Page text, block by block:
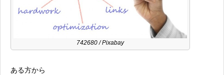
742680/ Pixabay
ある方から